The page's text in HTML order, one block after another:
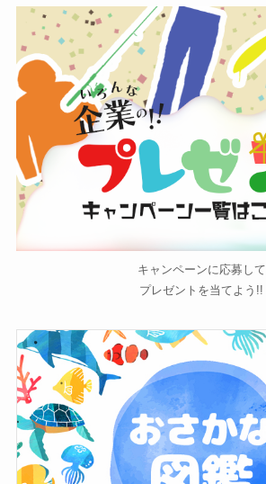
キャンペーンに応募して
プレゼントを当てよう!!